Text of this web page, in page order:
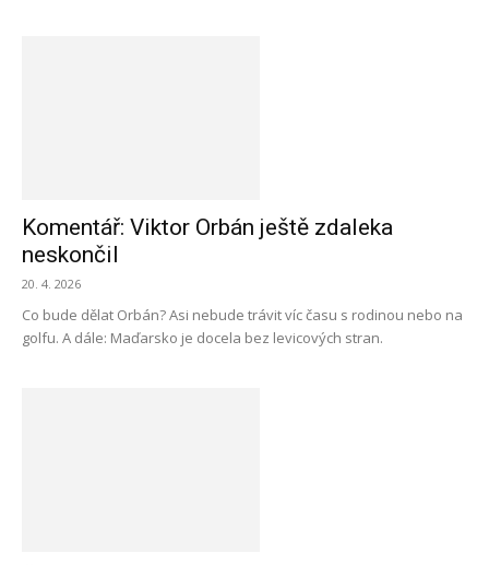
Komentář: Viktor Orbán ještě zdaleka
neskončil
20. 4. 2026
Co bude dělat Orbán? Asi nebude trávit víc času s rodinou nebo na
golfu. A dále: Maďarsko je docela bez levicových stran.